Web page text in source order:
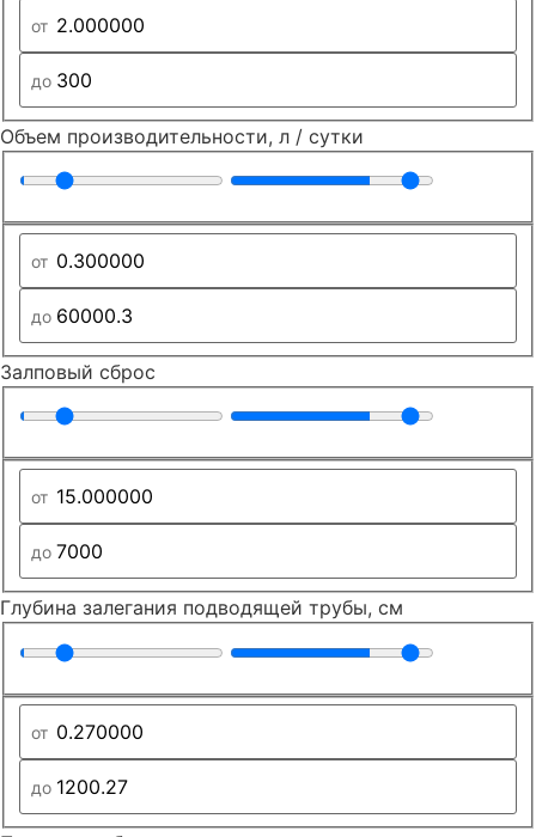
Объем производительности, л / сутки
Залповый сброс
Глубина залегания подводящей трубы, см